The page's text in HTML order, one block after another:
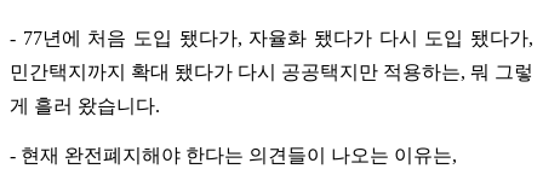
- 77년에 처음 도입 됐다가, 자율화 됐다가 다시 도입 됐다가,
민간택지까지 확대 됐다가 다시 공공택지만 적용하는, 뭐 그렇
게 흘러 왔습니다.
- 현재 완전폐지해야 한다는 의견들이 나오는 이유는,